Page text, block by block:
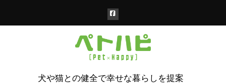
犬や猫との健全で幸せな暮らしを提案